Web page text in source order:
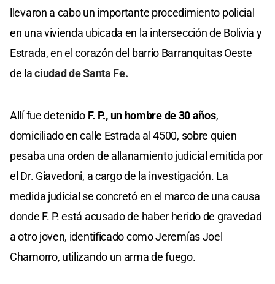
llevaron a cabo un importante procedimiento policial
en una vivienda ubicada en la intersección de Bolivia y
Estrada, en el corazón del barrio Barranquitas Oeste
de laciudad de Santa Fe.
Allí fue detenido F. P., un hombre de 30 años,
domiciliado en calle Estrada al 4500, sobre quien
pesaba una orden de allanamiento judicial emitida por
el Dr. Giavedoni, a cargo de la investigación. La
medida judicial se concretó en el marco de una causa
donde F. P. está acusado de haber herido de gravedad
a otro joven, identificado como Jeremías Joel
Chamorro, utilizando un arma de fuego.